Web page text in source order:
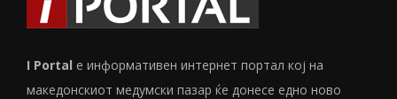
I Portal е информативен интернет портал кој на
македонскиот медумски пазар ќе донесе едно ново